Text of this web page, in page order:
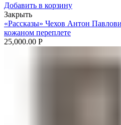
Добавить в корзину
Закрыть
«Рассказы» Чехов Антон
кожаном переплете
25,000.00 Р